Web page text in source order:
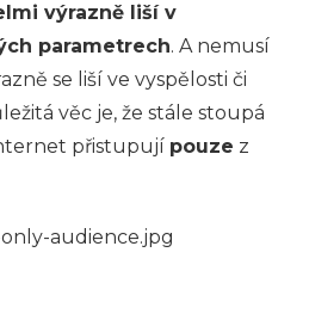
výrazně liší v
parametrech. A nemusí
se liší ve vyspělosti či
věc je, že stále stoupá
přistupují pouze z